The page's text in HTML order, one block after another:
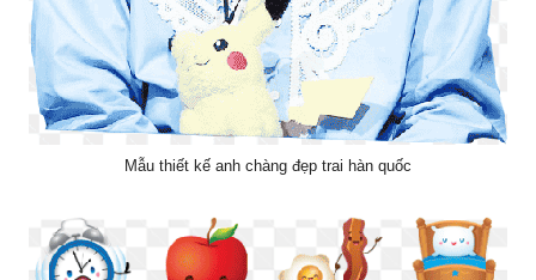
Mẫu thiết kế anh chàng đẹp trai hàn quốc